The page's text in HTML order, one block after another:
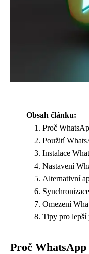
Obsah článku:
Proč
Použití
Instalace
Nastavení
Alternativní
Omezení
Tipy pro lepší
Proč